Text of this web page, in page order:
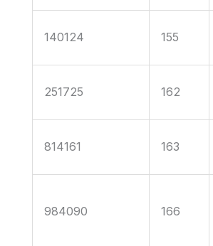
140124 155
251725 162
814161 163
984090 166